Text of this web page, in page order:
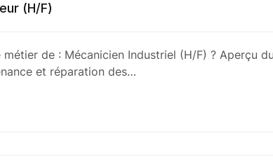
(H/F)
de : Mécanicien Industriel (H/F) ? Aperçu
et réparation des…